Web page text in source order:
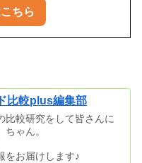
ちら
比較plus編集部
比較研究をして皆さんに
ゃん。
をお届けします♪